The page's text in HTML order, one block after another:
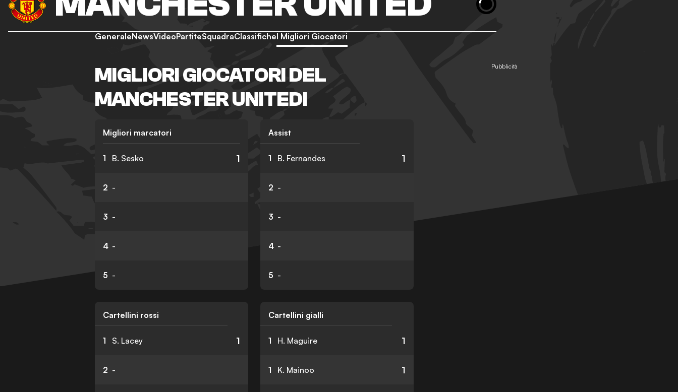
GeneraleNewsVideoPartiteSquadraClassificheI Migliori Giocatori
MIGLIORI GIOCATORI DEL
MANCHESTER UNITEDI
Migliori marcatori
1 B. Sesko 1
2 -
3 -
4 -
5 -
Assist
1 B. Fernandes 1
2 -
3 -
4 -
5 -
Cartellini rossi
1 S. Lacey 1
2 -
Cartellini gialli
1 H. Maguire 1
1 K. Mainoo 1
Pubblicità